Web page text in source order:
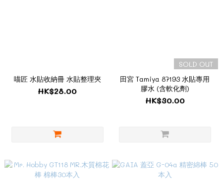
喵匠 水貼收納冊 水貼整理夾
HK$28.00
SOLD OUT
田宮 Tamiya 87193 水貼專用
膠水 (含軟化劑)
HK$30.00